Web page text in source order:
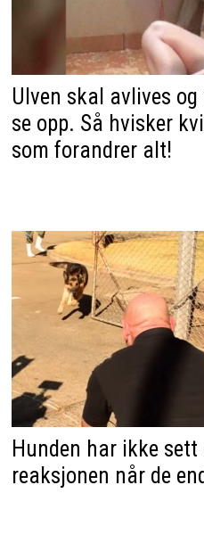
Ulven skal avlives
se opp. Så hvisker
som forandrer alt!
Hunden har ikke sett
reaksjonen når de